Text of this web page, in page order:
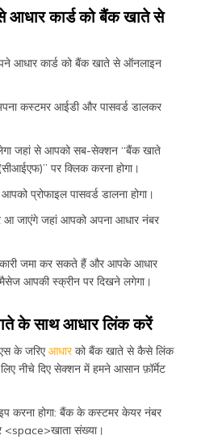
आधार कार्ड को बैंक खाते से
आधार कार्ड को बैंक खाते से ऑनलाइन
कस्टमर आईडी और पासवर्ड डालकर
जहां से आपको सब-सेक्शन “बैंक खाते
पर क्लिक करना होगा।
प्रोफाइल पासवर्ड डालना होगा।
जाएंगे जहां आपको अपना आधार नंबर
जमा कर सकते हैं और आपके आधार
आपकी स्क्रीन पर दिखने लगेगा।
के साथ आधार लिंक करें
के जरिए आधारको बैंक खाते से कैसे लिंक
नीचे दिए सेक्शन में हमने आसान फ़ॉर्मेट
करना होगा: बैंक के कस्टमर केयर नंबर
संख्या।